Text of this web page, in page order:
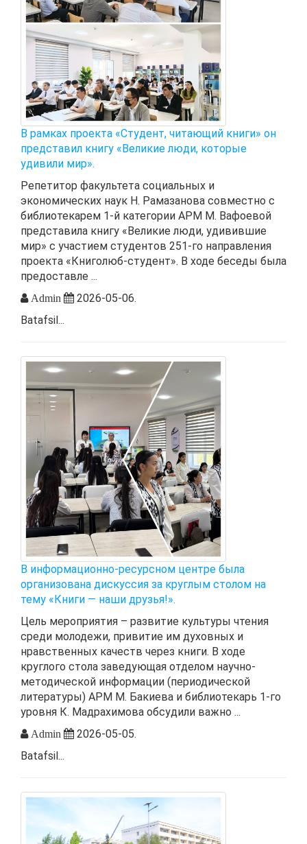
В рамках проекта «Студент, читающий книги» он
представил книгу «Великие люди, которые
удивили мир».
Репетитор факультета социальных и
экономических наук Н. Рамазанова совместно с
библиотекарем 1-й категории АРМ М. Вафоевой
представила книгу «Великие люди, удивившие
мир» с участием студентов 251-го направления
проекта «Книголюб-студент». В ходе беседы была
предоставле ...
Admin
2026-05-06.
Batafsil...
В информационно-ресурсном центре была
организована дискуссия за круглым столом на
тему «Книги — наши друзья!».
Цель мероприятия – развитие культуры чтения
среди молодежи, привитие им духовных и
нравственных качеств через книги. В ходе
круглого стола заведующая отделом научно-
методической информации (периодической
литературы) АРМ М. Бакиева и библиотекарь 1-го
уровня К. Мадрахимова обсудили важно ...
Admin
2026-05-05.
Batafsil...